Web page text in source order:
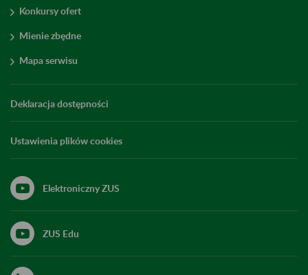
Konkursy ofert
Mienie zbędne
Mapa serwisu
Deklaracja dostępności
Ustawienia plików cookies
Elektroniczny ZUS
ZUS Edu